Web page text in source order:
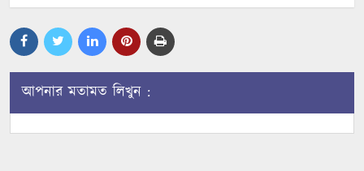
আপনার মতামত লিখুন :